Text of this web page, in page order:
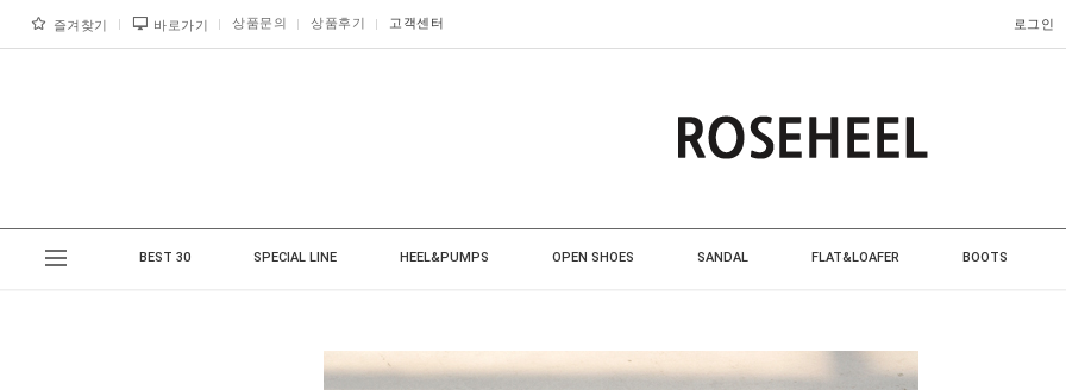
즐겨찾기 바로가기 상품문의 상품후기 고객센터 로그인
BEST 30 SPECIAL LINE HEEL&PUMPS OPEN SHOES SANDAL FLAT&LOAFER BOOTS